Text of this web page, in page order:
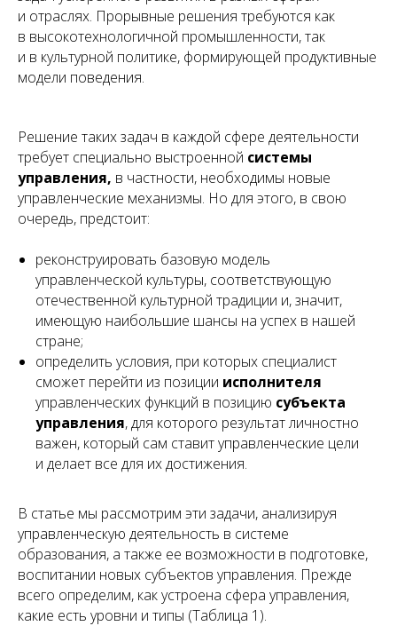
и отраслях. Прорывные решения требуются как
в высокотехнологичной промышленности, так
и в культурной политике, формирующей продуктивные
модели поведения.
Решение таких задач в каждой сфере деятельности
требует специально выстроенной системы
управления, в частности, необходимы новые
управленческие механизмы. Но для этого, в свою
очередь, предстоит:
реконструировать базовую модель
управленческой культуры, соответствующую
отечественной культурной традиции и, значит,
имеющую наибольшие шансы на успех в нашей
стране;
определить условия, при которых специалист
сможет перейти из позиции исполнителя
управленческих функций в позицию субъекта
управления, для которого результат личностно
важен, который сам ставит управленческие цели
и делает все для их достижения.
В статье мы рассмотрим эти задачи, анализируя
управленческую деятельность в системе
образования, а также ее возможности в подготовке,
воспитании новых субъектов управления. Прежде
всего определим, как устроена сфера управления,
какие есть уровни и типы (Таблица 1).